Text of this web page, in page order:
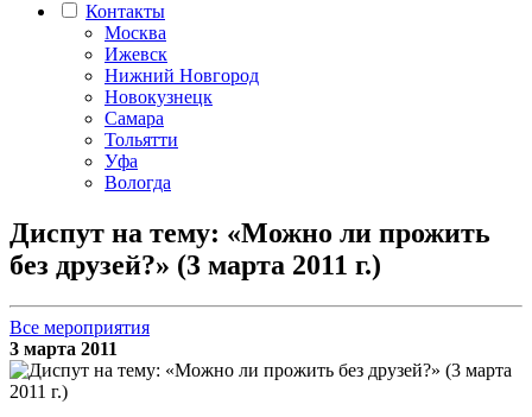
Контакты
Москва
Ижевск
Нижний Новгород
Новокузнецк
Самара
Тольятти
Уфа
Вологда
Диспут на тему: «Можно ли прожить
без друзей?» (3 марта 2011 г.)
Все мероприятия
3 марта 2011